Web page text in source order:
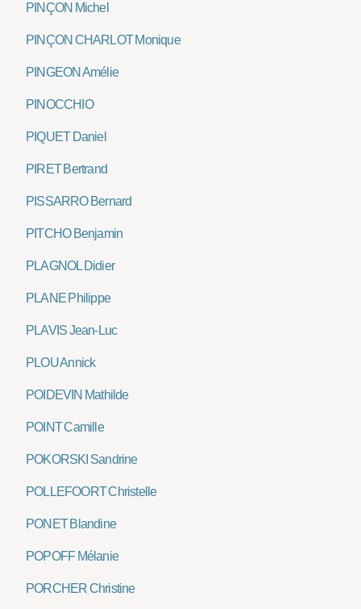
PINÇON Michel
PINÇON CHARLOT Monique
PINGEON Amélie
PINOCCHIO
PIQUET Daniel
PIRET Bertrand
PISSARRO Bernard
PITCHO Benjamin
PLAGNOL Didier
PLANE Philippe
PLAVIS Jean-Luc
PLOU Annick
POIDEVIN Mathilde
POINT Camille
POKORSKI Sandrine
POLLEFOORT Christelle
PONET Blandine
POPOFF Mélanie
PORCHER Christine